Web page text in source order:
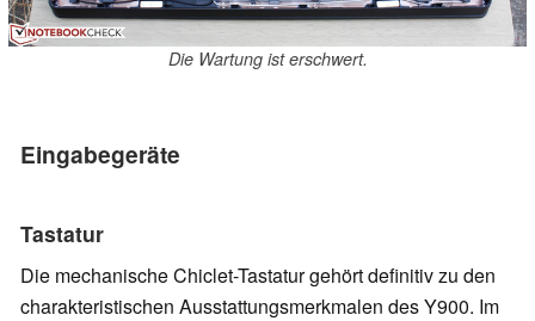
Die Wartung ist erschwert.
Eingabegeräte
Tastatur
Die mechanische Chiclet-Tastatur gehört definitiv zu den
charakteristischen Ausstattungsmerkmalen des Y900. Im